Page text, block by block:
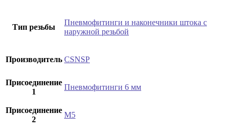
Тип резьбы
Пневмофитинги и наконечники штока с
наружной резьбой
Производитель CSNSP
Присоединение
1
Пневмофитинги 6 мм
Присоединение
2
M5